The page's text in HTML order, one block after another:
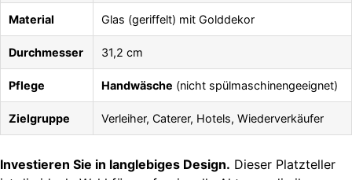
Material Glas (geriffelt) mit Golddekor
Durchmesser 31,2 cm
Pflege Handwäsche (nicht spülmaschinengeeignet)
Zielgruppe Verleiher, Caterer, Hotels, Wiederverkäufer
Investieren Sie in langlebiges Design. Dieser Platzteller